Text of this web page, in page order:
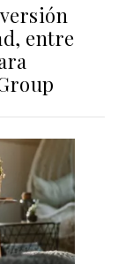
entre